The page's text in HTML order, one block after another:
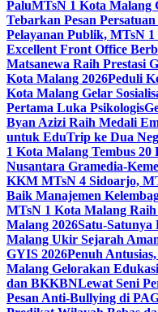
PaluMTsN 1 Kota Malang
Tebarkan Pesan
Pelayanan Publik, MTsN
Excellent Front Office
Matsanewa Raih Prestasi
Kota Malang 2026Peduli
Kota Malang Gelar
Pertama Luka Psikologis
Byan Azizi Raih Medali
untuk EduTrip ke Dua
1 Kota Malang Tembus
Nusantara Gramedia-
KKM MTsN 4 Sidoarjo,
Baik Manajemen
MTsN 1 Kota Malang
Malang 2026Satu-Satunya
Malang Ukir Sejarah
GYIS 2026Penuh
Malang Gelorakan
dan BKKBNLewat Seni
Pesan Anti-Bullying di